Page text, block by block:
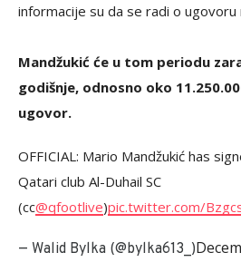
informacije su da se radi o ugovoru
Mandžukić će u tom periodu
godišnje, odnosno oko
ugovor.
OFFICIAL: Mario Mandžukić has
Qatari club Al-Duhail SC
(cc@qfootlive)pic.twitter.com/
— Walid Bylka (@bylka613_)